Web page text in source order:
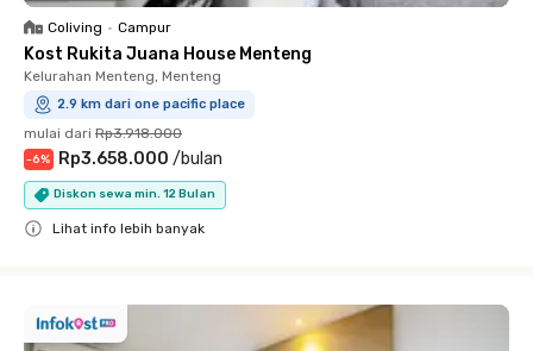
Coliving • Campur
Kost Rukita Juana House Menteng
Kelurahan Menteng, Menteng
2.9 km dari one pacific place
mulai dari Rp3.918.000
-6% Rp3.658.000 /bulan
Diskon sewa min. 12 Bulan
Lihat info lebih banyak